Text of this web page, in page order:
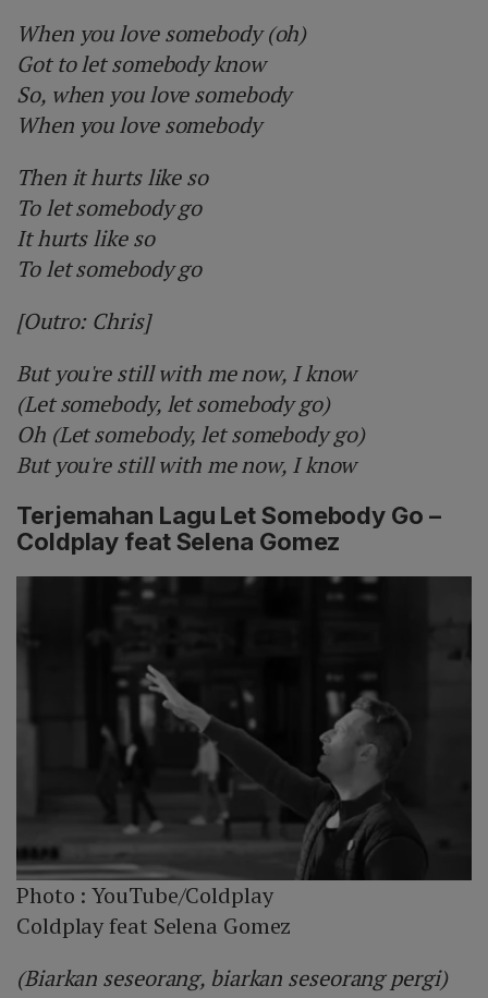
When you love somebody (oh)
Got to let somebody know
So, when you love somebody
When you love somebody
Then it hurts like so
To let somebody go
It hurts like so
To let somebody go
[Outro: Chris]
But you're still with me now, I know
(Let somebody, let somebody go)
Oh (Let somebody, let somebody go)
But you're still with me now, I know
Terjemahan Lagu Let Somebody Go –
Coldplay feat Selena Gomez
Photo :YouTube/Coldplay
Coldplay feat Selena Gomez
(Biarkan seseorang, biarkan seseorang pergi)